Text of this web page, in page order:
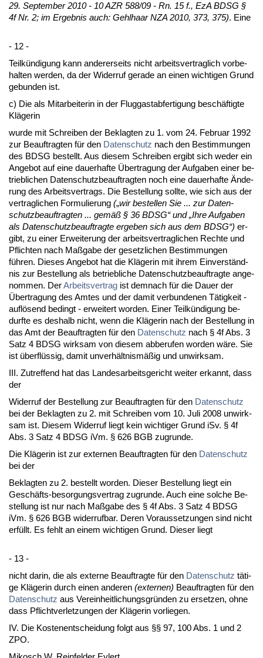
29. Sep­tem­ber 2010 - 10 AZR 588/09 - Rn. 15 f., EzA BDSG §
4f Nr. 2; im Er­geb­nis auch: Gehl­haar NZA 2010, 373, 375). Ei­ne
- 12 -
Teilkündi­gung kann an­de­rer­seits nicht ar­beits­ver­trag­lich vor­be­
hal­ten wer­den, da der Wi­der­ruf ge­ra­de an ei­nen wich­ti­gen Grund
ge­bun­den ist.
c) Die als Mit­ar­bei­te­rin in der Flug­gast­ab­fer­ti­gung beschäftig­te
Kläge­rin
wur­de mit Schrei­ben der Be­klag­ten zu 1. vom 24. Fe­bru­ar 1992
zur Be­auf­trag­ten für den Da­ten­schutz nach den Be­stim­mun­gen
des BDSG be­stellt. Aus die­sem Schrei­ben er­gibt sich we­der ein
An­ge­bot auf ei­ne dau­er­haf­te Über­tra­gung der Auf­ga­ben ei­ner be­
trieb­li­chen Da­ten­schutz­be­auf­trag­ten noch ei­ne dau­er­haf­te Ände­
rung des Ar­beits­ver­trags. Die Be­stel­lung soll­te, wie sich aus der
ver­trag­li­chen For­mu­lie­rung („wir be­stel­len Sie ... zur Da­ten­
schutz­be­auf­trag­ten ... gemäß § 36 BDSG“ und „Ih­re Auf­ga­ben
als Da­ten­schutz­be­auf­trag­te er­ge­ben sich aus dem BDSG“) er­
gibt, zu ei­ner Er­wei­te­rung der ar­beits­ver­trag­li­chen Rech­te und
Pflich­ten nach Maßga­be der ge­setz­li­chen Be­stim­mun­gen
führen. Die­ses An­ge­bot hat die Kläge­rin mit ih­rem Ein­verständ­
nis zur Be­stel­lung als be­trieb­li­che Da­ten­schutz­be­auf­trag­te an­ge­
nom­men. DerAr­beits­ver­trag ist dem­nach für die Dau­er der
Über­tra­gung des Am­tes und der da­mit ver­bun­de­nen Tätig­keit -
auflösend be­dingt - er­wei­tert wor­den. Ei­ner Teilkündi­gung be­
durf­te es des­halb nicht, wenn die Kläge­rin nach der Be­stel­lung in
das Amt der Be­auf­trag­ten für den Da­ten­schutz nach § 4f Abs. 3
Satz 4 BDSG wirk­sam von die­sem ab­be­ru­fen wor­den wäre. Sie
ist überflüssig, da­mit un­verhält­nismäßig und un­wirk­sam.
III. Zu­tref­fend hat das Lan­des­ar­beits­ge­richt wei­ter er­kannt, dass
der
Wi­der­ruf der Be­stel­lung zur Be­auf­trag­ten für den Da­ten­schutz
bei der Be­klag­ten zu 2. mit Schrei­ben vom 10. Ju­li 2008 un­wirk­
sam ist. Die­sem Wi­der­ruf liegt kein wich­ti­ger Grund iSv. § 4f
Abs. 3 Satz 4 BDSG iVm. § 626 BGB zu­grun­de.
Die Kläge­rin ist zur ex­ter­nen Be­auf­trag­ten für den Da­ten­schutz
bei der
Be­klag­ten zu 2. be­stellt wor­den. Die­ser Be­stel­lung liegt ein
Geschäfts-be­sor­gungs­ver­trag zu­grun­de. Auch ei­ne sol­che Be­
stel­lung ist nur nach Maßga­be des § 4f Abs. 3 Satz 4 BDSG
iVm. § 626 BGB wi­der­ruf­bar. De­ren Vor­aus­set­zun­gen sind nicht
erfüllt. Es fehlt an ei­nem wich­ti­gen Grund. Die­ser liegt
- 13 -
nicht dar­in, die als ex­ter­ne Be­auf­trag­te für den Da­ten­schutz täti­
ge Kläge­rin durch ei­nen an­de­ren (ex­ter­nen) Be­auf­trag­ten für den
Da­ten­schutz aus Ver­ein­heit­li­chungs­gründen zu er­set­zen, oh­ne
dass Pflicht­ver­let­zun­gen der Kläge­rin vor­lie­gen.
IV. Die Kos­ten­ent­schei­dung folgt aus §§ 97, 100 Abs. 1 und 2
ZPO.